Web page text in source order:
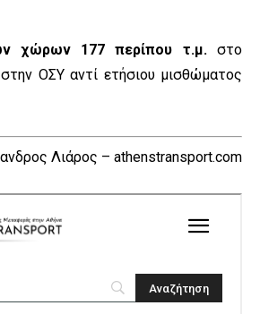
χώρων 177 περίπου τ.μ.στο
ΟΣΥ αντί ετήσιου μισθώματος
Λιάρος – athenstransport.com